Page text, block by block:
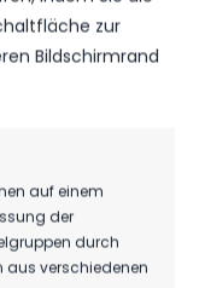
zur
Bildschirmrand
auf einem
der
durch
aus verschiedenen